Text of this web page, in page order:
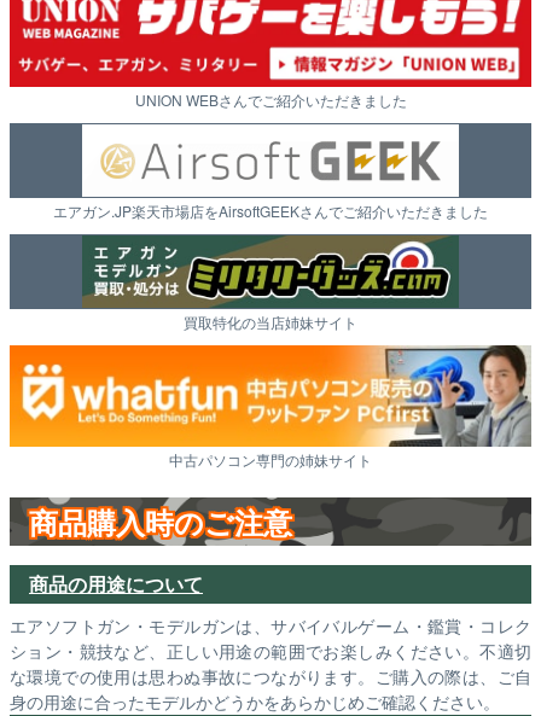
UNION WEBさんでご紹介いただきました
エアガン.JP楽天市場店をAirsoftGEEKさんでご紹介いただきました
買取特化の当店姉妹サイト
中古パソコン専門の姉妹サイト
商品購入時のご注意
商品の用途について
エアソフトガン・モデルガンは、サバイバルゲーム・鑑賞・コレク
ション・競技など、正しい用途の範囲でお楽しみください。不適切
な環境での使用は思わぬ事故につながります。ご購入の際は、ご自
身の用途に合ったモデルかどうかをあらかじめご確認ください。